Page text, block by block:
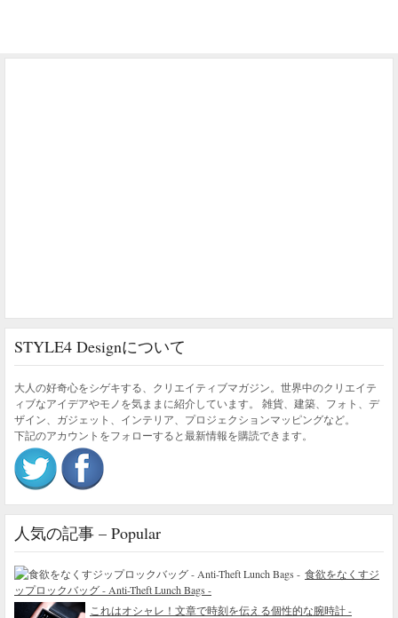
STYLE4 Designについて
大人の好奇心をシゲキする、クリエイティブマガジン。世界中のクリエイテ
ィブなアイデアやモノを気ままに紹介しています。 雑貨、建築、フォト、デ
ザイン、ガジェット、インテリア、プロジェクションマッピングなど。
下記のアカウントをフォローすると最新情報を購読できます。
人気の記事 – Popular
食欲をなくすジ
ップロックバッグ - Anti-Theft Lunch Bags -
これはオシャレ！文章で時刻を伝える個性的な腕時計 -